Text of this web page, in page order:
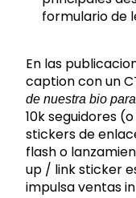
formulario de
En las
caption con un
de nuestra bio
10k seguidores
stickers de
flash o
up / link sticker
impulsa ventas